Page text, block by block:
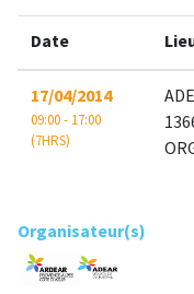
Date
17/04/2014
09:00 - 17:00
(7HRS)
Organisateur(s)